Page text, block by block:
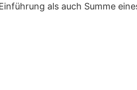
als auch Summe